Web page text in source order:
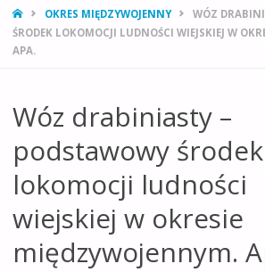
STRONA
GŁÓWNA
OKRES MIĘDZYWOJENNY
WÓZ
ŚRODEK LOKOMOCJI LUDNOŚCI WIEJSKIEJ W
APA.
Wóz drabiniasty –
podstawowy środek
lokomocji ludności
wiejskiej w okresie
międzywojennym.